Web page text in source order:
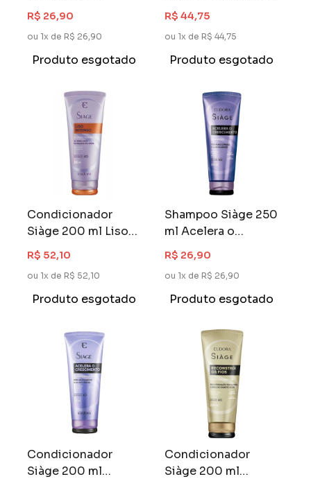
R$ 26,90
ou 1x de R$ 26,90
Produto esgotado
Rosé
R$ 44,75
ou 1x de R$ 44,75
Produto esgotado
Condicionador
Siàge 200 ml Liso
Intenso
R$ 52,10
ou 1x de R$ 52,10
Produto esgotado
Shampoo Siàge 250
ml Acelera o
Crescimento
R$ 26,90
ou 1x de R$ 26,90
Produto esgotado
Condicionador
Siàge 200 ml
Condicionador
Siàge 200 ml